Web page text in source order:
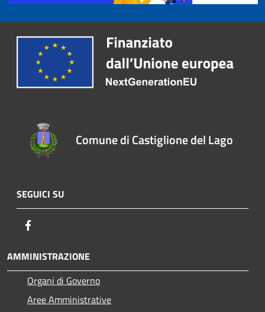
Comune di Castiglione del Lago
SEGUICI SU
AMMINISTRAZIONE
Organi di Governo
Aree Amministrative